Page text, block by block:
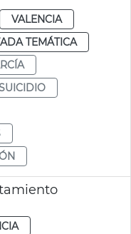
VALENCIA
TEMÁTICA